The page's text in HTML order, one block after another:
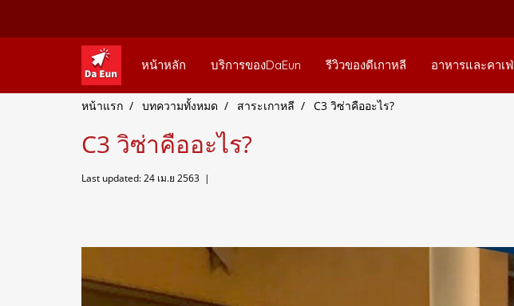
หน้าหลัก บริการของDaEun รีวิวของดีเกาหลี อาหารและคาเฟ่
หน้าแรก บทความทั้งหมด สาระเกาหลี C3 วิซ่าคืออะไร?
C3 วิซ่าคืออะไร?
Last updated: 24 เม.ย 2563 |